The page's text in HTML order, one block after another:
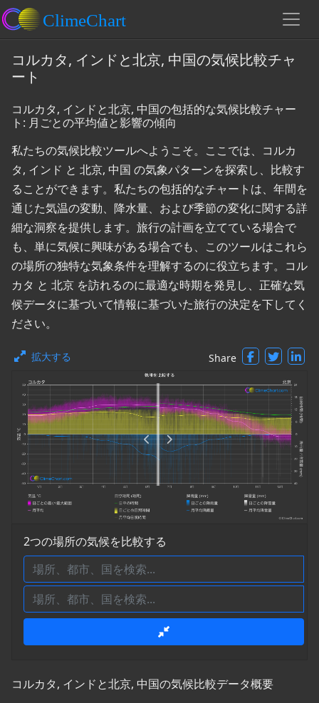
コルカタ, インドと北京, 中国の気候比較チャ
ート
コルカタ, インドと北京, 中国の包括的な気候比較チャー
ト: 月ごとの平均値と影響の傾向
私たちの気候比較ツールへようこそ。ここでは、コルカ
タ, インド と 北京, 中国 の気象パターンを探索し、比較す
ることができます。私たちの包括的なチャートは、年間を
通じた気温の変動、降水量、および季節の変化に関する詳
細な洞察を提供します。旅行の計画を立てている場合で
も、単に気候に興味がある場合でも、このツールはこれら
の場所の独特な気象条件を理解するのに役立ちます。コル
カタ と 北京 を訪れるのに最適な時期を発見し、正確な気
候データに基づいて情報に基づいた旅行の決定を下してく
ださい。
拡大する Share
2つの場所の気候を比較する
コルカタ, インドと北京, 中国の気候比較データ概要